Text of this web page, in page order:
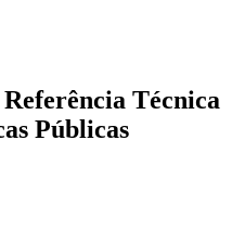
Técnica
Públicas